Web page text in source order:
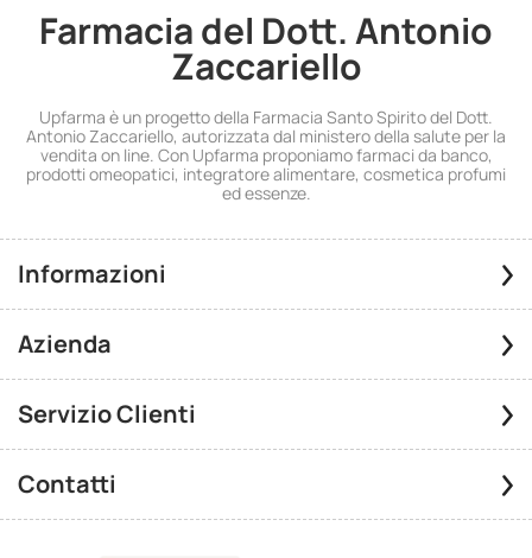
Farmacia del Dott. Antonio
Zaccariello
Upfarma è un progetto della Farmacia Santo Spirito del Dott.
Antonio Zaccariello, autorizzata dal ministero della salute per la
vendita on line. Con Upfarma proponiamo farmaci da banco,
prodotti omeopatici, integratore alimentare, cosmetica profumi
ed essenze.
Informazioni
Azienda
Servizio Clienti
Contatti